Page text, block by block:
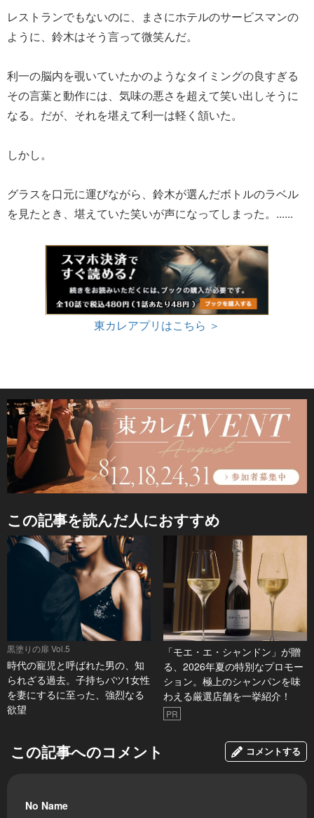
レストランでもないのに、まさにホテルのサービスマンの
ように、鈴木はそう言って微笑んだ。
利一の脳内を覗いていたかのようなタイミングの良すぎる
その言葉と動作には、気味の悪さを超えて笑い出しそうに
なる。だが、それを堪えて利一は軽く頷いた。
しかし。
グラスを口元に運びながら、鈴木が選んだボトルのラベル
を見たとき、堪えていた笑いが声になってしまった。......
東カレアプリはこちら ＞
この記事を読んだ人におすすめ
黒塗りの扉 Vol.5
時代の寵児と呼ばれた男の、知
られざる過去。子持ちバツ1女性
を妻にするに至った、強烈なる
欲望
「モエ・エ・シャンドン」が贈
る、2026年夏の特別なプロモー
ション。極上のシャンパンを味
わえる厳選店舗を一挙紹介！
PR
この記事へのコメント コメントする
No Name